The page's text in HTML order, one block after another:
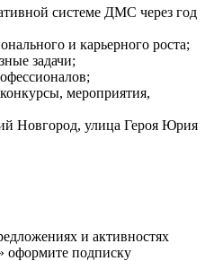
системе ДМС через год
и карьерного роста;
задачи;
мероприятия,
Новгород, улица Героя Юрия
и активностях
оформите подписку